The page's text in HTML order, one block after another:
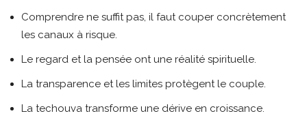
Comprendre ne suffit pas, il faut couper concrètement
les canaux à risque.
Le regard et la pensée ont une réalité spirituelle.
La transparence et les limites protègent le couple.
La techouva transforme une dérive en croissance.